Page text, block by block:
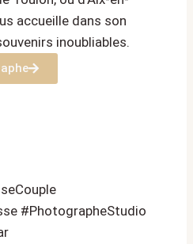
accueille dans son
inoubliables.
#PhotographeStudio